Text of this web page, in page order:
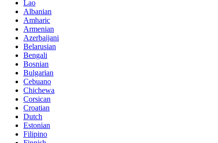
Lao
Albanian
Amharic
Armenian
Azerbaijani
Belarusian
Bengali
Bosnian
Bulgarian
Cebuano
Chichewa
Corsican
Croatian
Dutch
Estonian
Filipino